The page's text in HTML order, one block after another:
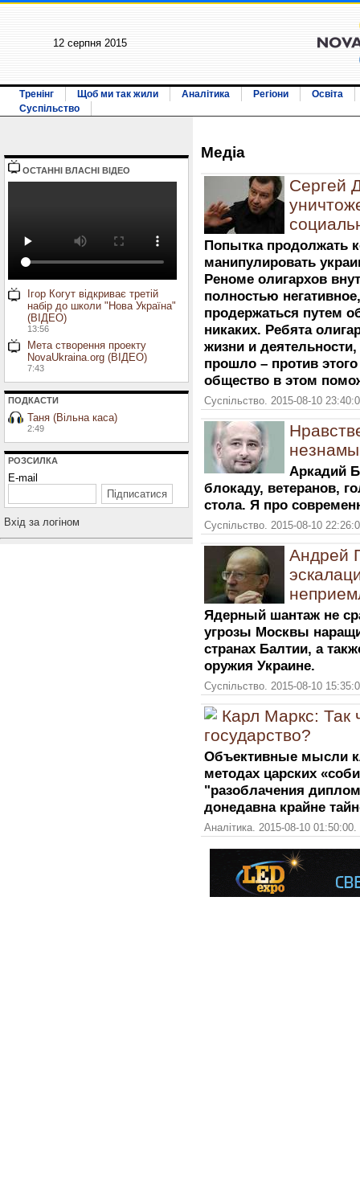
12 серпня 2015
Тренінг Щоб ми так жили Аналітика Регіони
Освіта
Суспільство
ОСТАННI ВЛАСНI ВIДЕО
Ігор Когут відкриває третій
набір до школи "Нова Україна"
(ВІДЕО)
13:56
Мета створення проекту
NovaUkraina.org (ВІДЕО)
7:43
ПОДКАСТИ
Таня (Вільна каса)
2:49
РОЗСИЛКА
E-mail
Вхiд за логiном
Медiа
Сергей
Попытка продолжать
манипулировать
Реноме олигархов
полностью
продержаться путем
никаких. Ребята
жизни и
прошло – против
общество в этом
Суспільство. 2015-08-10
Аркадий
блокаду, ветеранов,
стола. Я про
Суспільство. 2015-08-10
Андрей
Ядерный шантаж не
угрозы Москвы
странах Балтии, а
оружия Украине.
Суспільство. 2015-08-10
Карл Маркс: Так
государство?
Объективные мысли
методах царских
"разоблачения
донедавна крайне
Аналітика. 2015-08-10